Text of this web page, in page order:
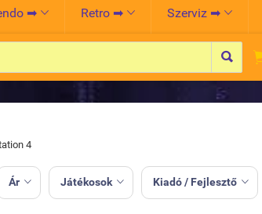
➡  Retro ➡  Szerviz ➡ 

4
Ár  Játékosok  Kiadó / Fejlesztő 